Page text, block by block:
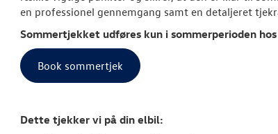
en professionel gennemgang samt en detaljeret
Sommertjekket udføres kun i sommerperioden
Book sommertjek
Dette tjekker vi på din elbil: